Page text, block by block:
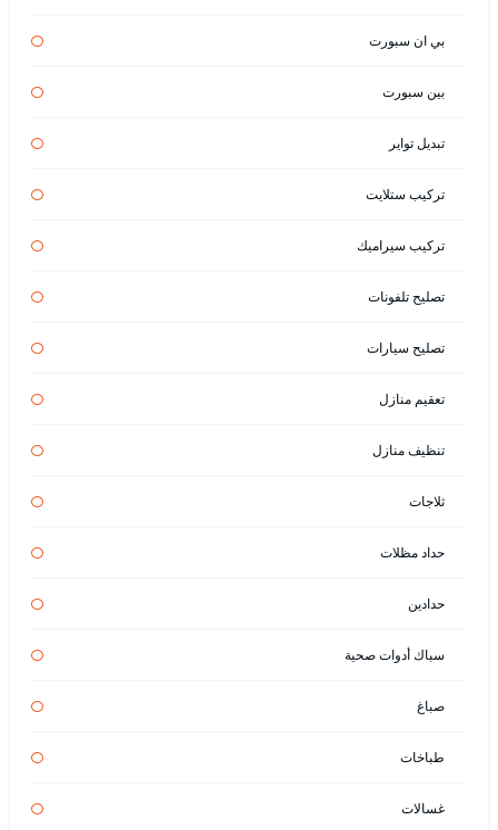
بي ان سبورت
بين سبورت
تبديل تواير
تركيب ستلايت
تركيب سيراميك
تصليح تلفونات
تصليح سيارات
تعقيم منازل
تنظيف منازل
ثلاجات
حداد مظلات
حدادين
سباك أدوات صحية
صباغ
طباخات
غسالات